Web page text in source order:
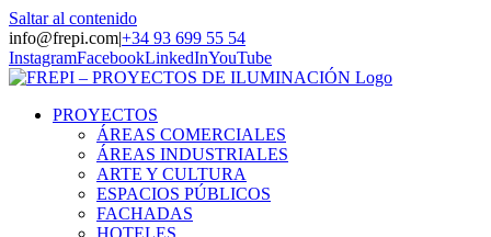
Saltar al contenido
info@frepi.com|+34 93 699 55 54
InstagramFacebookLinkedInYouTube
PROYECTOS
ÁREAS COMERCIALES
ÁREAS INDUSTRIALES
ARTE Y CULTURA
ESPACIOS PÚBLICOS
FACHADAS
HOTELES